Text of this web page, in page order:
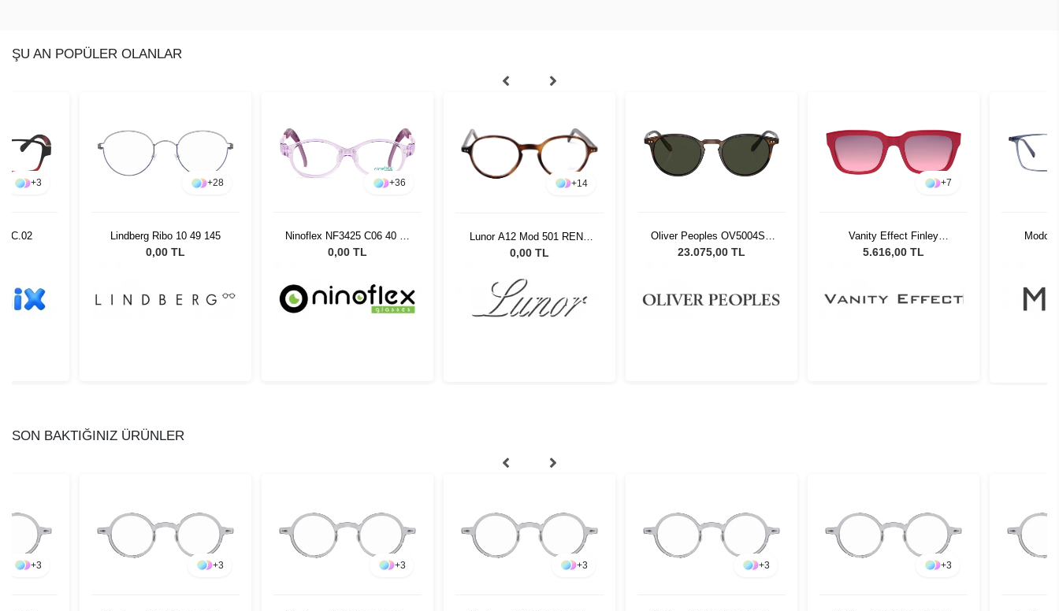
ŞU AN POPÜLER OLANLAR
+3
- C.02
+28
Lindberg Ribo 10 49 145
0,00 TL
+36
Ninoflex NF3425 C06 40 14
128
0,00 TL
+14
Lunor A12 Mod 501 RENK
15
0,00 TL
Oliver Peoples OV5004SU
1724P1 49 Unisex Güneş
23.075,00 TL
+7
Vanity Effect Finley
Bordeaux Kadın Güneş
5.616,00 TL
Modo
SON BAKTIĞINIZ ÜRÜNLER
+3 +3 +3 +3 +3 +3